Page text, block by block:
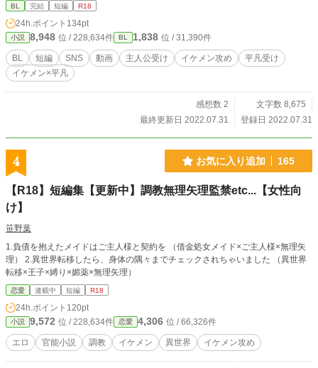
BL 完結 短編 R18
24h.ポイント 134pt
小説 8,948 位 / 228,634件 BL 1,838 位 / 31,390件
BL 短編 SNS 動画 主人公受け イケメン攻め
平凡受け
イケメン×平凡
感想数 2
文字数 8,675
最終更新日 2022.07.31
登録日 2022.07.31
4 お気に入り追加 165
【R18】短編集【更新中】調教無理矢理監禁etc...【女性向
け】
笹野葉
1.負債を抱えたメイドはご主人様と契約を （借金処女メイド×ご主人様×無理矢
理） 2.異世界転移したら、身体の隅々までチェックされちゃいました （異世界
転移×王子×縛り×媚薬×無理矢理）
恋愛 連載中 短編 R18
24h.ポイント 120pt
小説 9,572 位 / 228,634件 恋愛 4,306 位 / 66,326件
エロ 官能小説 調教 イケメン 異世界 イケメン攻め